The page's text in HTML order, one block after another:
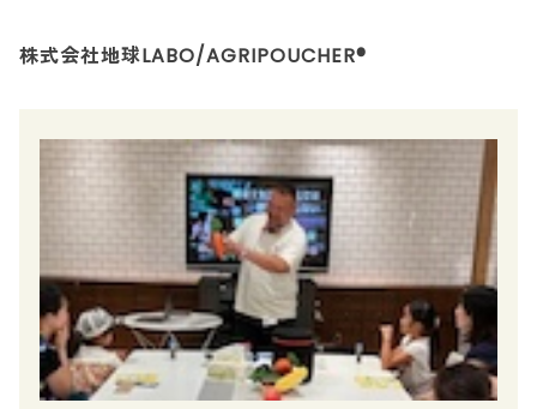
株式会社地球LABO/AGRIPOUCHER®︎